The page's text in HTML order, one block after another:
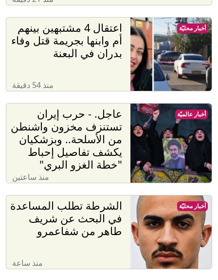
اعتقال 4 مشتبهين بينهم
أم وابنها بجريمة قتل وفاء
بدران في البعنة
منذ 54 دقيقة
أخبار محليّة
عاجل. - حرب إيران
تستنزف مخزون واشنطن
من الأسلحة.. وبزشكيان
يكشف تفاصيل إحباط
"خطة الغزو البري"
منذ ساعتين
أخبار عالميّة
الشرطة تطلب المساعدة
في البحث عن شريف
طاهر من شفاعمرو
منذ ساعة
أخبار محليّة